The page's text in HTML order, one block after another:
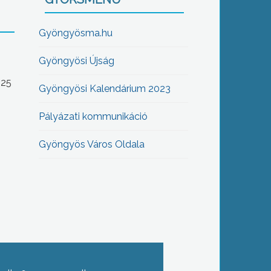
Gyöngyösma.hu
Gyöngyösi Újság
Gyöngyösi Kalendárium 2023
Pályázati kommunikáció
Gyöngyös Város Oldala